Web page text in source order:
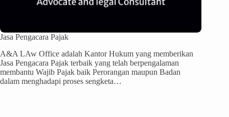
Jasa Pengacara Pajak
A&A LAw Office adalah Kantor Hukum yang memberikan
Jasa Pengacara Pajak terbaik yang telah berpengalaman
membantu Wajib Pajak baik Perorangan maupun Badan
dalam menghadapi proses sengketa…